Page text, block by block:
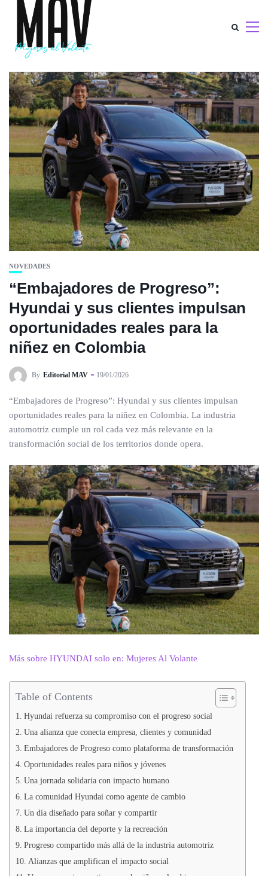
NOVEDADES
“Embajadores de Progreso”:
Hyundai y sus clientes impulsan
oportunidades reales para la
niñez en Colombia
By Editorial MAV 19/01/2026
“Embajadores de Progreso”: Hyundai y sus clientes impulsan
oportunidades reales para la niñez en Colombia. La industria
automotriz cumple un rol cada vez más relevante en la
transformación social de los territorios donde opera.
Más sobre HYUNDAI solo en: Mujeres Al Volante
Table of Contents
Hyundai refuerza su compromiso con el progreso social
Una alianza que conecta empresa, clientes y comunidad
Embajadores de Progreso como plataforma de transformación
Oportunidades reales para niños y jóvenes
Una jornada solidaria con impacto humano
La comunidad Hyundai como agente de cambio
Un día diseñado para soñar y compartir
La importancia del deporte y la recreación
Progreso compartido más allá de la industria automotriz
Alianzas que amplifican el impacto social